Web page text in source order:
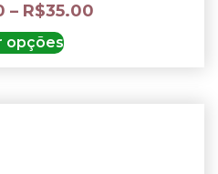
– R$35.00
opções